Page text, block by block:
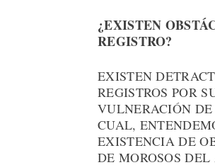
¿EXISTEN
REGISTRO?
EXISTEN
REGISTROS POR
VULNERACIÓN
CUAL,
EXISTENCIA DE
DE MOROSOS